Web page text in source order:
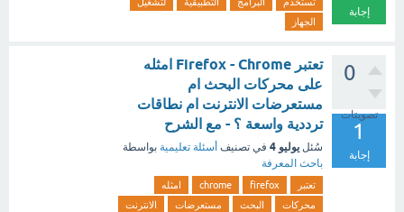
إجابة
الجهاز
0
تصويتات
1
إجابة
تعتبر Firefox - Chrome امثله
على محركات البحث ام
مستعرضات الانترنت ام نطاقات
ترددية واسعة ؟ - مع الشرح
سُئل يوليو 4 في تصنيف أسئلة تعليمية بواسطة
باحث المعرفة
تعتبر firefox
chrome
امثله
محركات
البحث مستعرضات
الانترنت